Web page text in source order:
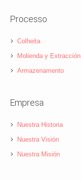
Processo
Colheita
Molienda y Extracción
Armazenamento
Empresa
Nuestra Historia
Nuestra Visión
Nuestra Misión